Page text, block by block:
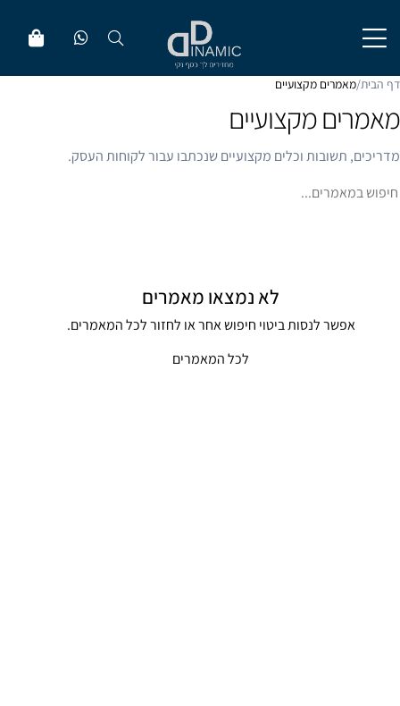
דף הבית/מאמרים מקצועיים
מאמרים מקצועיים
מדריכים, תשובות וכלים מקצועיים שנכתבו עבור לקוחות העסק.
לא נמצאו מאמרים
אפשר לנסות ביטוי חיפוש אחר או לחזור לכל המאמרים.
לכל המאמרים